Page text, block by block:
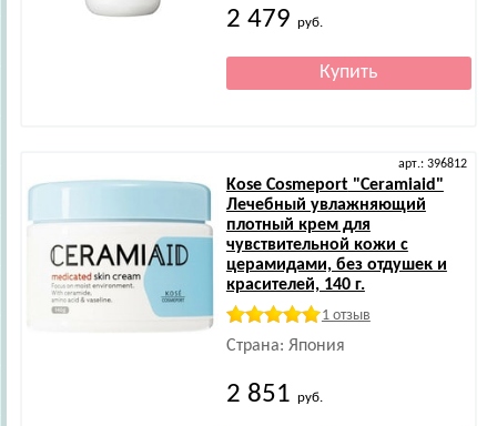
2 479 руб.
арт.: 396812
Kose Cosmeport"Ceramiaid"
Лечебный увлажняющий
плотный крем для
чувствительной кожи с
церамидами, без отдушек и
красителей, 140 г.
1 отзыв
Страна: Япония
2 851 руб.